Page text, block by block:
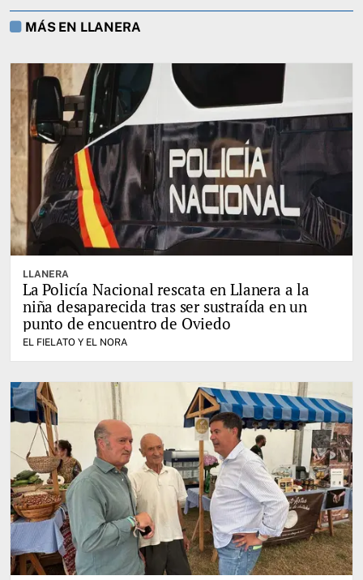
MÁS EN LLANERA
LLANERA
La Policía Nacional rescata en Llanera a la
niña desaparecida tras ser sustraída en un
punto de encuentro de Oviedo
EL FIELATO Y EL NORA